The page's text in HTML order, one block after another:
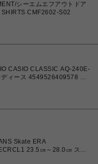
シーエムエフアウトドア
SHIRTS CMF2602-S02
CASIO CLASSIC AQ-240E-
ィース 4549526409578 腕
Skate ERA
23.5㎝～28.0㎝ スニ
シューズ 0198266445786